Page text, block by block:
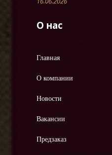
О нас
Главная
О компании
Новости
Вакансии
Предзаказ